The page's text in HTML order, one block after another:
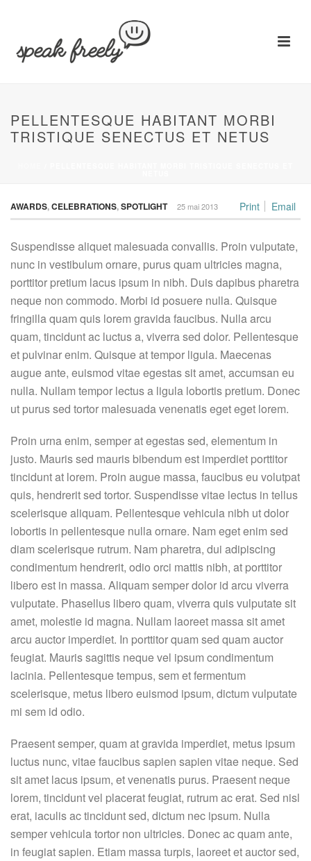
PELLENTESQUE HABITANT MORBI
TRISTIQUE SENECTUS ET NETUS
Print Email
AWARDS,CELEBRATIONS,SPOTLIGHT 25 mai 2013
Suspendisse aliquet malesuada convallis. Proin vulputate,
nunc in vestibulum ornare, purus quam ultricies magna,
porttitor pretium lacus ipsum in nibh. Duis dapibus pharetra
neque non commodo. Morbi id posuere nulla. Quisque
fringilla quam quis lorem gravida faucibus. Nulla arcu
quam, tincidunt ac luctus a, viverra sed dolor. Pellentesque
et pulvinar enim. Quisque at tempor ligula. Maecenas
augue ante, euismod vitae egestas sit amet, accumsan eu
nulla. Nullam tempor lectus a ligula lobortis pretium. Donec
ut purus sed tortor malesuada venenatis eget eget lorem.
Proin urna enim, semper at egestas sed, elementum in
justo. Mauris sed mauris bibendum est imperdiet porttitor
tincidunt at lorem. Proin augue massa, faucibus eu volutpat
quis, hendrerit sed tortor. Suspendisse vitae lectus in tellus
scelerisque aliquam. Pellentesque vehicula nibh ut dolor
lobortis in pellentesque nulla ornare. Nam eget enim sed
diam scelerisque rutrum. Nam pharetra, dui adipiscing
condimentum hendrerit, odio orci mattis nibh, at porttitor
libero est in massa. Aliquam semper dolor id arcu viverra
vulputate. Phasellus libero quam, viverra quis vulputate sit
amet, molestie id magna. Nullam laoreet massa sit amet
arcu auctor imperdiet. In porttitor quam sed quam auctor
feugiat. Mauris sagittis neque vel ipsum condimentum
lacinia. Pellentesque tempus, sem et fermentum
scelerisque, metus libero euismod ipsum, dictum vulputate
mi sem id odio.
Praesent semper, quam at gravida imperdiet, metus ipsum
luctus nunc, vitae faucibus sapien sapien vitae neque. Sed
sit amet lacus ipsum, et venenatis purus. Praesent neque
lorem, tincidunt vel placerat feugiat, rutrum ac erat. Sed nisl
erat, iaculis ac tincidunt sed, dictum nec ipsum. Nulla
semper vehicula tortor non ultricies. Donec ac quam ante,
in feugiat sapien. Etiam massa turpis, laoreet et auctor sed,